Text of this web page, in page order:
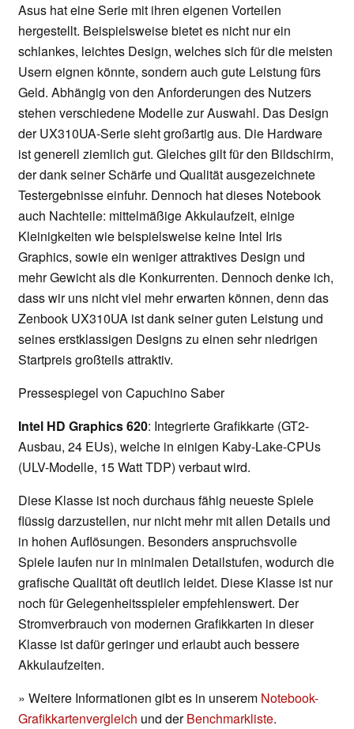
Asus hat eine Serie mit ihren eigenen Vorteilen
hergestellt. Beispielsweise bietet es nicht nur ein
schlankes, leichtes Design, welches sich für die meisten
Usern eignen könnte, sondern auch gute Leistung fürs
Geld. Abhängig von den Anforderungen des Nutzers
stehen verschiedene Modelle zur Auswahl. Das Design
der UX310UA-Serie sieht großartig aus. Die Hardware
ist generell ziemlich gut. Gleiches gilt für den Bildschirm,
der dank seiner Schärfe und Qualität ausgezeichnete
Testergebnisse einfuhr. Dennoch hat dieses Notebook
auch Nachteile: mittelmäßige Akkulaufzeit, einige
Kleinigkeiten wie beispielsweise keine Intel Iris
Graphics, sowie ein weniger attraktives Design und
mehr Gewicht als die Konkurrenten. Dennoch denke ich,
dass wir uns nicht viel mehr erwarten können, denn das
Zenbook UX310UA ist dank seiner guten Leistung und
seines erstklassigen Designs zu einen sehr niedrigen
Startpreis großteils attraktiv.
Pressespiegel von Capuchino Saber
Intel HD Graphics 620: Integrierte Grafikkarte (GT2-
Ausbau, 24 EUs), welche in einigen Kaby-Lake-CPUs
(ULV-Modelle, 15 Watt TDP) verbaut wird.
Diese Klasse ist noch durchaus fähig neueste Spiele
flüssig darzustellen, nur nicht mehr mit allen Details und
in hohen Auflösungen. Besonders anspruchsvolle
Spiele laufen nur in minimalen Detailstufen, wodurch die
grafische Qualität oft deutlich leidet. Diese Klasse ist nur
noch für Gelegenheitsspieler empfehlenswert. Der
Stromverbrauch von modernen Grafikkarten in dieser
Klasse ist dafür geringer und erlaubt auch bessere
Akkulaufzeiten.
» Weitere Informationen gibt es in unserem Notebook-
Grafikkartenvergleich und derBenchmarkliste.